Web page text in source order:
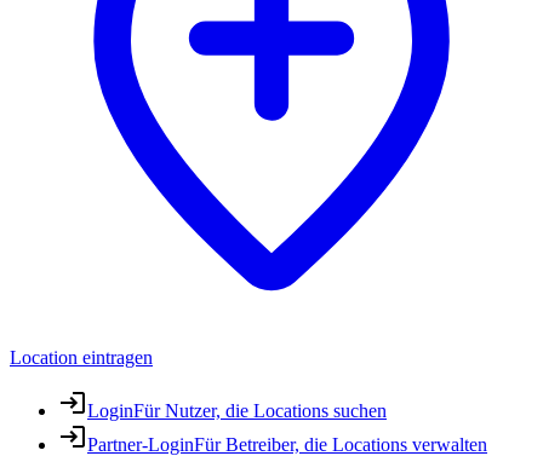
Location eintragen
LoginFür Nutzer, die Locations suchen
Partner-LoginFür Betreiber, die Locations verwalten